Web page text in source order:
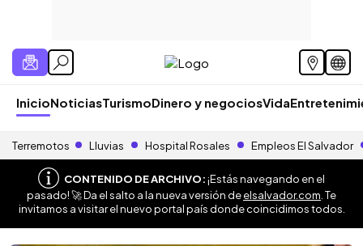
InicioNoticiasTurismoDinero y negociosVida
Terremotos Lluvias Hospital Rosales Empleos El Salvador
CONTENIDO DE ARCHIVO:¡Estás navegando en el
pasado! 🚀 Da el salto a la nueva versión deelsalvador.com . Te
invitamos a visitar el nuevo portal país donde coincidimos todos.